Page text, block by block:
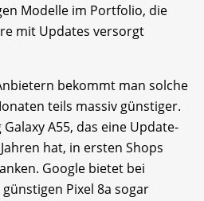
Modelle im Portfolio, die
mit Updates versorgt
bekommt man solche
teils massiv günstiger.
A55, das eine Update-
hat, in ersten Shops
Google bietet bei
Pixel 8a sogar